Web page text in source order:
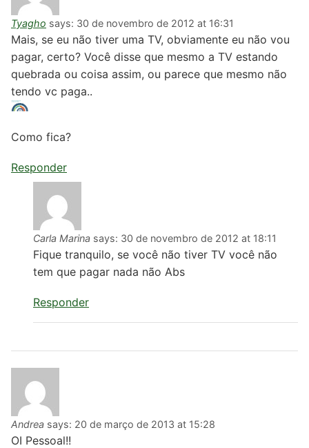
Tyagho says: 30 de novembro de 2012 at 16:31
Mais, se eu não tiver uma TV, obviamente eu não vou
pagar, certo? Você disse que mesmo a TV estando
quebrada ou coisa assim, ou parece que mesmo não
tendo vc paga..
Como fica?
Responder
Carla Marina says: 30 de novembro de 2012 at 18:11
Fique tranquilo, se você não tiver TV você não
tem que pagar nada não Abs
Responder
Andrea says: 20 de março de 2013 at 15:28
OI Pessoal!!